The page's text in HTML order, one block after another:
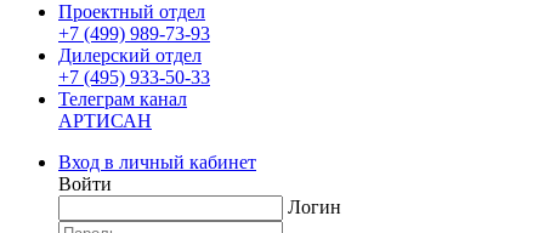
Проектный отдел
+7 (499) 989-73-93
Дилерский отдел
+7 (495) 933-50-33
Телеграм канал
АРТИСАН
Вход в личный кабинет
Войти
Логин